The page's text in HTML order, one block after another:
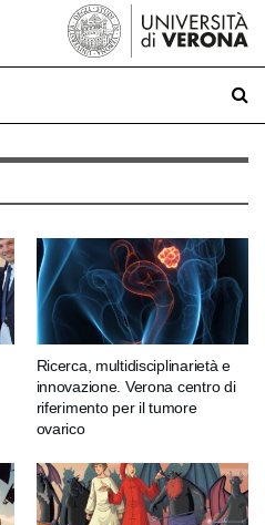
Ricerca, multidisciplinarietà e
innovazione. Verona centro di
riferimento per il tumore
ovarico